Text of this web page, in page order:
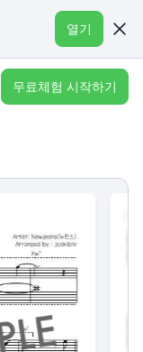
열기
무료체험 시작하기